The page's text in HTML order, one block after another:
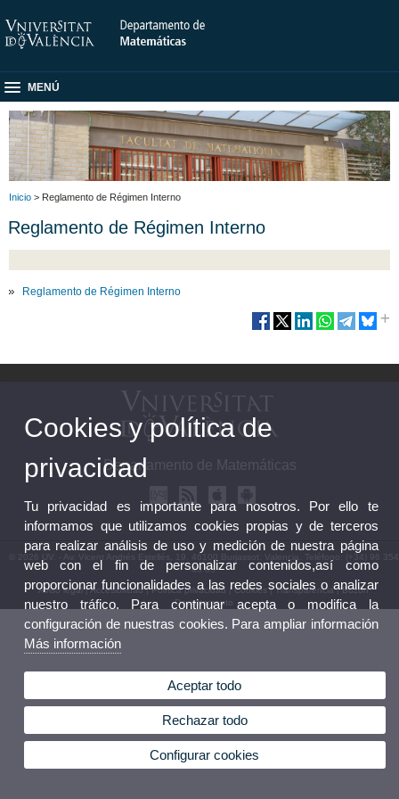
MENÚ
Inicio > Reglamento de Régimen Interno
Reglamento de Régimen Interno
Reglamento de Régimen Interno
Departamento de Matemáticas
© 2026 UV. - Av. Vicent Andrés Estellés, 19. 46100 Burjassot. Valencia. Teléfono: (+34) 96 354
40 85
Aviso legal |Accesibilidad|Política privacidad |Cookies|Transparencia|Buzón
Departamento
Cookies y política de
privacidad
Tu privacidad es importante para nosotros. Por ello te
informamos que utilizamos cookies propias y de terceros
para realizar análisis de uso y medición de nuestra página
web con el fin de personalizar contenidos,así como
proporcionar funcionalidades a las redes sociales o analizar
nuestro tráfico. Para continuar acepta o modifica la
configuración de nuestras cookies. Para ampliar información
Más información
Aceptar todo
Rechazar todo
Configurar cookies